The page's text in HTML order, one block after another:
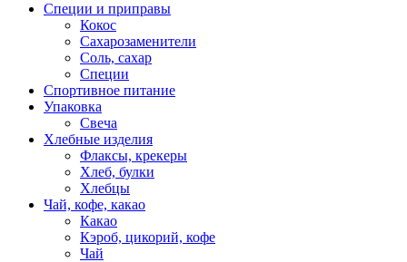
Специи и приправы
Кокос
Сахарозаменители
Соль, сахар
Специи
Спортивное питание
Упаковка
Свеча
Хлебные изделия
Флаксы, крекеры
Хлеб, булки
Хлебцы
Чай, кофе, какао
Какао
Кэроб, цикорий, кофе
Чай